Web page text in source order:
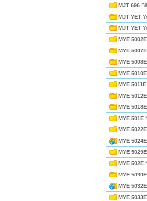
MJT 696
MJT YET
MJT YET
MYE 5002E
MYE 5007E
MYE 5008E
MYE 5010E
MYE 5011E
MYE 5012E
MYE 5018E
MYE 501E
MYE 5022E
MYE 5024E
MYE 5029E
MYE 502E
MYE 5030E
MYE 5032E
MYE 5033E